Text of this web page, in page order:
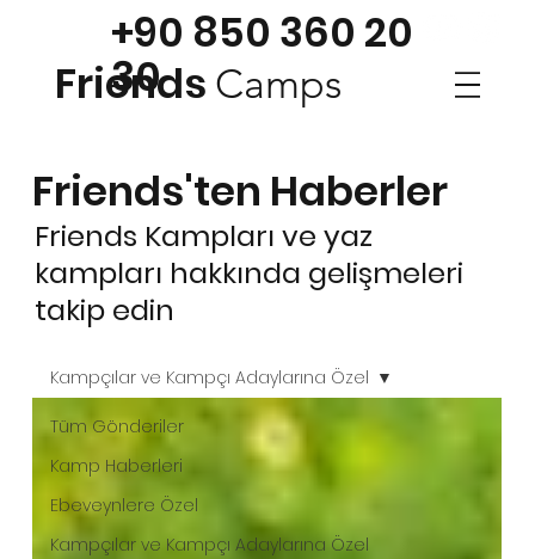
+90 850 360 20
30
Friends Camps
Friends'ten Haberler
Friends Kampları ve yaz
kampları hakkında gelişmeleri
takip edin
Tüm Gönderiler
Kamp Haberleri
Ebeveynlere Özel
Kampçılar ve Kampçı Adaylarına Özel
Kampçılar ve Kampçı Adaylarına Özel